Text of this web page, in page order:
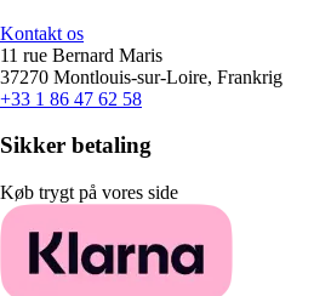
Kontakt os
11 rue Bernard Maris
37270 Montlouis-sur-Loire, Frankrig
+33 1 86 47 62 58
Sikker betaling
Køb trygt på vores side